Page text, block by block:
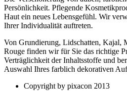
Persönlichkeit. Pflegende
Haut ein neues Lebensgefühl. Wir
Ihrer Individualität auftreten.
Von Grundierung, Lidschatten, Kajal,
Rouge finden wir für Sie das richtige
Verträglichkeit der Inhaltsstoffe und
Auswahl Ihres farblich dekorativen
Copyright by pixacon 2013